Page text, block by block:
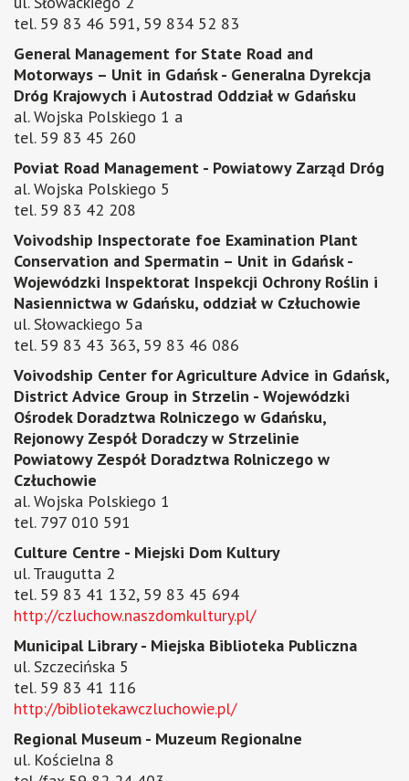
tel. 59 83 46 591, 59 834 52 83
General Management for State Road and
Motorways – Unit in Gdańsk - Generalna Dyrekcja
Dróg Krajowych i Autostrad Oddział w Gdańsku
al. Wojska Polskiego 1 a
tel. 59 83 45 260
Poviat Road Management - Powiatowy Zarząd Dróg
al. Wojska Polskiego 5
tel. 59 83 42 208
Voivodship Inspectorate foe Examination Plant
Conservation and Spermatin – Unit in Gdańsk -
Wojewódzki Inspektorat Inspekcji Ochrony Roślin i
Nasiennictwa w Gdańsku, oddział w Człuchowie
ul. Słowackiego 5a
tel. 59 83 43 363, 59 83 46 086
Voivodship Center for Agriculture Advice in Gdańsk,
District Advice Group in Strzelin - Wojewódzki
Ośrodek Doradztwa Rolniczego w Gdańsku,
Rejonowy Zespół Doradczy w Strzelinie
Powiatowy Zespół Doradztwa Rolniczego w
Człuchowie
al. Wojska Polskiego 1
tel. 797 010 591
Culture Centre - Miejski Dom Kultury
ul. Traugutta 2
tel. 59 83 41 132, 59 83 45 694
http://czluchow.naszdomkultury.pl/
Municipal Library - Miejska Biblioteka Publiczna
ul. Szczecińska 5
tel. 59 83 41 116
http://bibliotekawczluchowie.pl/
Regional Museum - Muzeum Regionalne
ul. Kościelna 8